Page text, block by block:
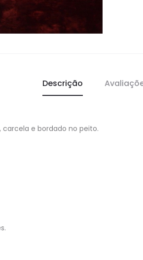
Descrição
e bordado no peito.